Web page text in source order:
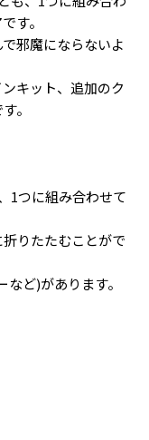
へ進む
す。
邪魔にならないよ
キット、追加のク
。
1つに組み合わせて
りたたむことがで
ど)があります。